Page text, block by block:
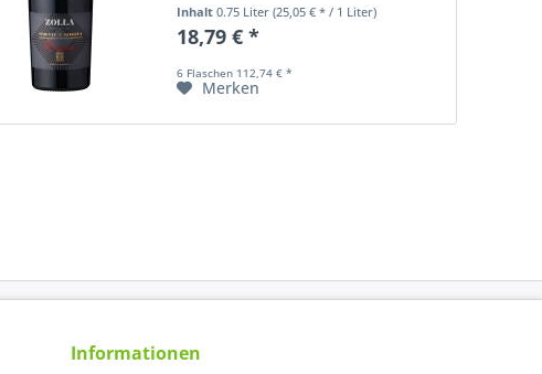
Gefühl auf der Zunge.
Inhalt 0.75 Liter (25,05 € * / 1 Liter)
18,79 € *
6 Flaschen 112,74 € *
Merken
Informationen